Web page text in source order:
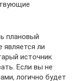
плановый
является ли
источник
Если вы не
логично будет